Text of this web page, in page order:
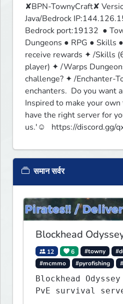
✘BPN-TownyCraft✘
Java/Bedrock
Bedrock port:19132  ●
Dungeons ● RPG ● Skills
receive rewards ✦ /Skills
player) ✦ /Warps
challenge? ✦ /Enchanter-
enchanters.  Do you want
Inspired to make your
have the right server for
us.'☺   https://discord.gg/
समान सर्वर
Blockhead
12 6 #towny
#mcmmo
#pyrofishing
Blockhead
PvE survival